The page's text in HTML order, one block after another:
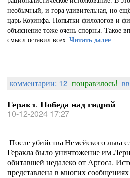
необычный, и гора удивительная, но ещё
царь Коринфа. Попытки филологов и
объяснение тоже очень спорны. Такое
смысл оставил всех. Читать далее
комментарии: 12 понравилось!
Геракл. Победа над гидрой
10-12-2024 17:27
После убийства Немейского льва
Геракла было уничтожение им
обитавшей недалеко от Аргоса.
представлена в многих